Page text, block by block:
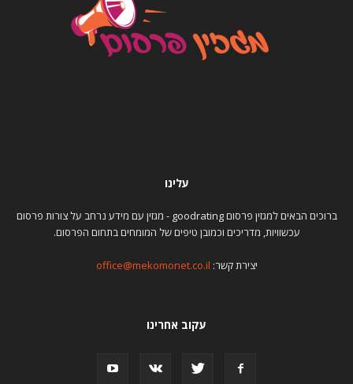
עלינו
ברוכים הבאים למגזין פרסום goodrating - מגזין עם מידע נרחב על צורות פרסום
עכשוויות, מדריכים וכמובן טיפים של המומחים בתחום הפרסום.
יצירת קשר: office@mekomonet.co.il
עקוב אחרינו